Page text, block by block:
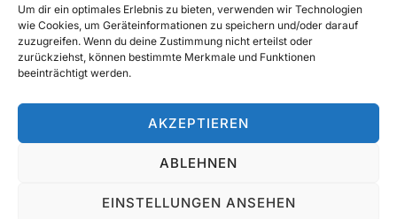
Um dir ein optimales Erlebnis zu bieten, verwenden wir Technologien
wie Cookies, um Geräteinformationen zu speichern und/oder darauf
zuzugreifen. Wenn du deine Zustimmung nicht erteilst oder
zurückziehst, können bestimmte Merkmale und Funktionen
beeinträchtigt werden.
AKZEPTIEREN
ABLEHNEN
EINSTELLUNGEN ANSEHEN
Emilia Ressel
Inspiro Themevon WPZOOM